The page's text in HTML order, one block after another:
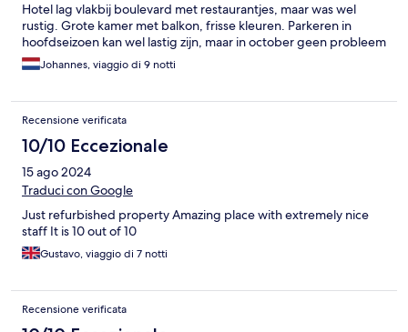
Hotel lag vlakbij boulevard met restaurantjes, maar was wel
rustig. Grote kamer met balkon, frisse kleuren. Parkeren in
hoofdseizoen kan wel lastig zijn, maar in october geen probleem
Johannes, viaggio di 9 notti
Recensione verificata
10/10 Eccezionale
15 ago 2024
Traduci con Google
Just refurbished property Amazing place with extremely nice
staff It is 10 out of 10
Gustavo, viaggio di 7 notti
Recensione verificata